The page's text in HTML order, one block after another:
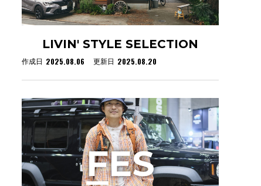
LIVIN' STYLE SELECTION
作成日 2025.08.06 更新日 2025.08.20
FES